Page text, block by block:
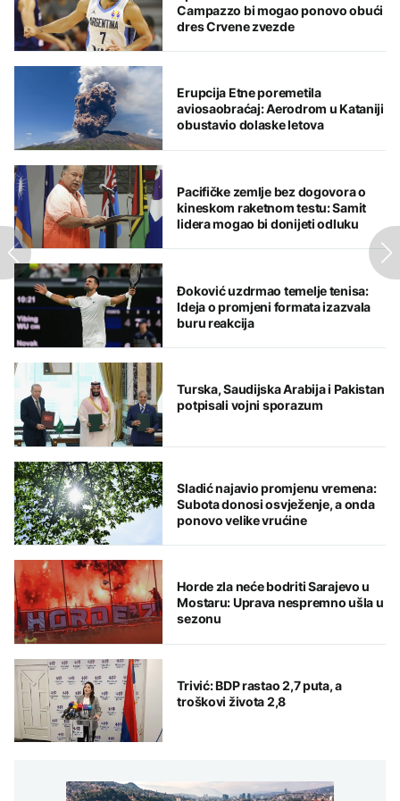
Campazzo bi mogao ponovo obući
dres Crvene zvezde
Erupcija Etne poremetila
aviosaobraćaj: Aerodrom u Kataniji
obustavio dolaske letova
Pacifičke zemlje bez dogovora o
kineskom raketnom testu: Samit
lidera mogao bi donijeti odluku
Đoković uzdrmao temelje tenisa:
Ideja o promjeni formata izazvala
buru reakcija
Turska, Saudijska Arabija i Pakistan
potpisali vojni sporazum
Sladić najavio promjenu vremena:
Subota donosi osvježenje, a onda
ponovo velike vrućine
Horde zla neće bodriti Sarajevo u
Mostaru: Uprava nespremno ušla u
sezonu
Trivić: BDP rastao 2,7 puta, a
troškovi života 2,8